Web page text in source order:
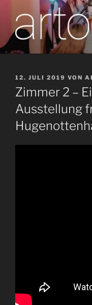
Inhalt
springen
artort.tv
Berichte vom Tatort der
VERÖFFENTLICHT
AM
12. JULI 2019 VON
Zimmer 2 –
Ausstellung